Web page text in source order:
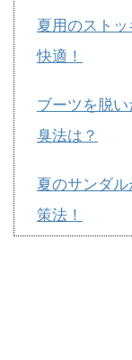
夏用のスト
快適！
ブーツを脱
臭法は？
夏のサンダ
策法！